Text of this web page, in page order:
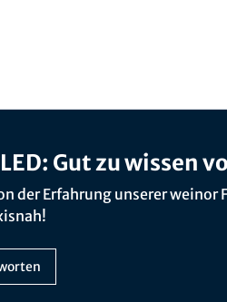
Gut zu wissen
der Erfahrung unserer weinor